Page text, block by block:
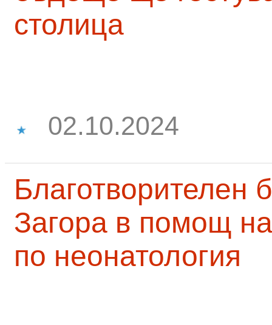
столица
02.10.2024
Благотворителен
Загора в помощ
по неонатология